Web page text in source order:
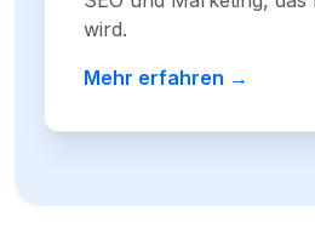
wird.
Mehr erfahren →